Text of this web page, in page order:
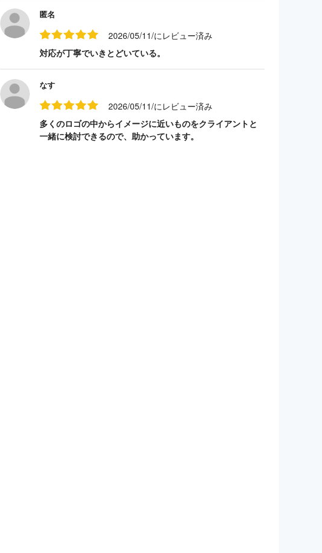
匿名
2026/05/11/にレビュー済み
対応が丁寧でいきとどいている。
なす
2026/05/11/にレビュー済み
多くのロゴの中からイメージに近いものをクライアントと
一緒に検討できるので、助かっています。